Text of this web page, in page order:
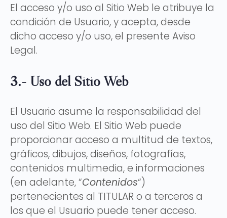
El acceso y/o uso al Sitio Web le atribuye la
condición de Usuario, y acepta, desde
dicho acceso y/o uso, el presente Aviso
Legal.
3.- Uso del Sitio Web
El Usuario asume la responsabilidad del
uso del Sitio Web. El Sitio Web puede
proporcionar acceso a multitud de textos,
gráficos, dibujos, diseños, fotografías,
contenidos multimedia, e informaciones
(en adelante, “Contenidos“)
pertenecientes al TITULAR o a terceros a
los que el Usuario puede tener acceso.